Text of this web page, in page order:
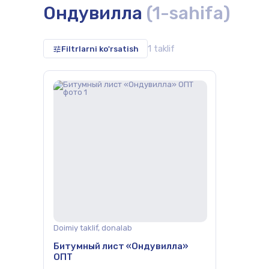
Ондувилла (1-sahifa)
Filtrlarni ko'rsatish 1 taklif
Doimiy taklif, donalab
Битумный лист «Ондувилла»
ОПТ